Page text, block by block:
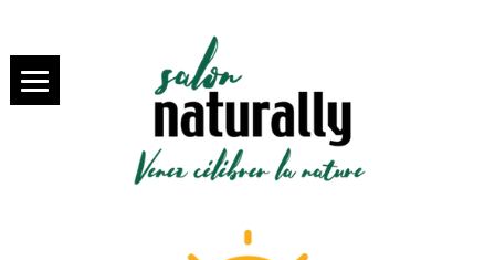
salon
VENEZ SAVOURER LA BIO